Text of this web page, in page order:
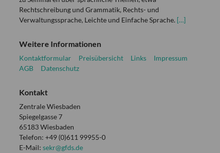
Rechtschreibung und Grammatik, Rechts- und
Verwaltungssprache, Leichte und Einfache Sprache. […]
Weitere Informationen
Kontaktformular Preisübersicht Links
Impressum
AGB
Datenschutz
Kontakt
Zentrale Wiesbaden
Spiegelgasse 7
65183 Wiesbaden
Telefon: +49 (0)611 99955-0
E-Mail: sekr@gfds.de